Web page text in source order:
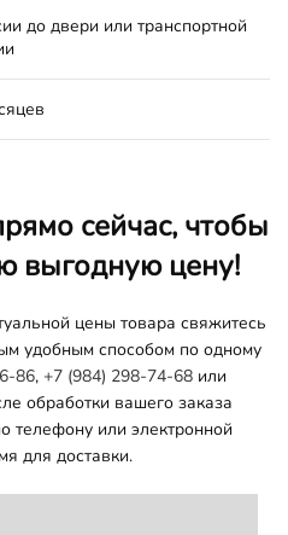
до двери или транспортной
сейчас, чтобы
выгодную цену!
цены товара свяжитесь
удобным способом по одному
86, +7 (984) 298-74-68 или
обработки вашего заказа
телефону или электронной
для доставки.